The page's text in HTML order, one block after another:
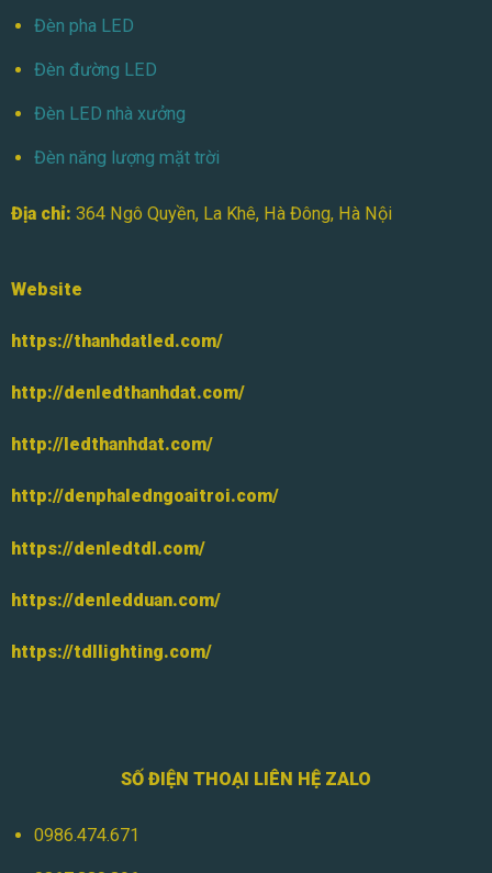
Đèn pha LED
Đèn đường LED
Đèn LED nhà xưởng
Đèn năng lượng mặt trời
Địa chỉ: 364 Ngô Quyền, La Khê, Hà Đông, Hà Nội
Website
https://thanhdatled.com/
http://denledthanhdat.com/
http://ledthanhdat.com/
http://denphaledngoaitroi.com/
https://denledtdl.com/
https://denledduan.com/
https://tdllighting.com/
SỐ ĐIỆN THOẠI LIÊN HỆ ZALO
0986.474.671